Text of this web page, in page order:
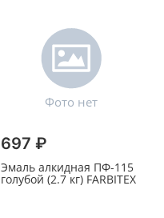
697 ₽
Эмаль алкидная ПФ-115
голубой (2.7 кг) FARBITEX